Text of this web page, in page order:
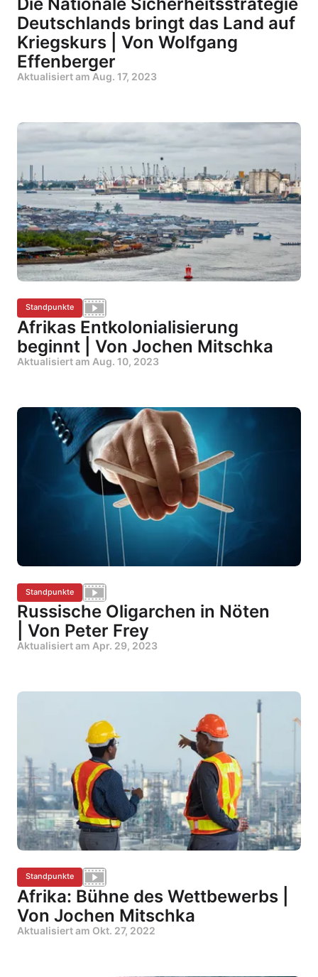
Deutschlands bringt das Land auf
Kriegskurs | Von Wolfgang
Effenberger
Aktualisiert am Aug. 17, 2023
Standpunkte
Afrikas Entkolonialisierung
beginnt | Von Jochen Mitschka
Aktualisiert am Aug. 10, 2023
Standpunkte
Russische Oligarchen in Nöten
| Von Peter Frey
Aktualisiert am Apr. 29, 2023
Standpunkte
Afrika: Bühne des Wettbewerbs |
Von Jochen Mitschka
Aktualisiert am Okt. 27, 2022